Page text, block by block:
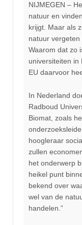
NIJMEGEN –
natuur en
krijgt. Maar als
natuur
Waarom dat zo
universiteiten in
EU daarvoor
In Nederland
Radboud
Biomat, zoals
hoogleraar
zullen
het onderwerp
heikel punt
bekend over
wel van de
handelen.”